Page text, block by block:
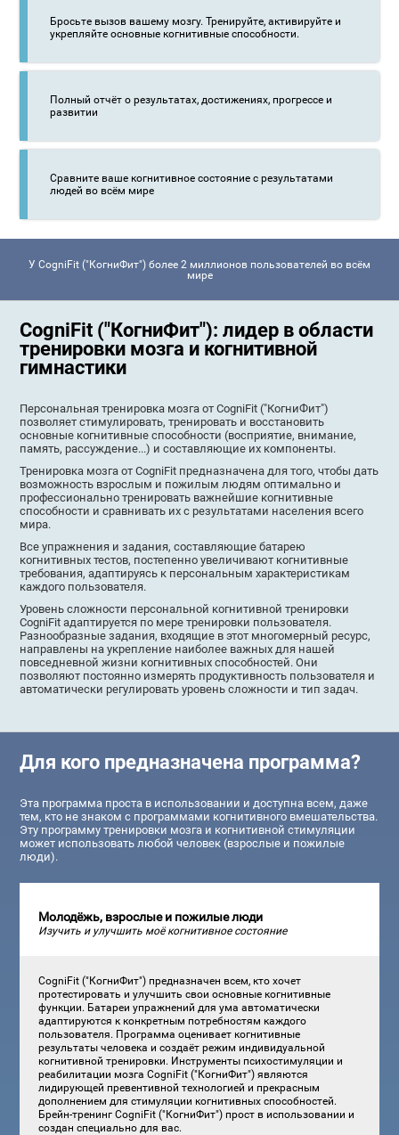
Бросьте вызов вашему мозгу. Тренируйте, активируйте и
укрепляйте основные когнитивные способности.
Полный отчёт о результатах, достижениях, прогрессе и
развитии
Сравните ваше когнитивное состояние с результатами
людей во всём мире
У CogniFit ("КогниФит") более 2 миллионов пользователей во всём
мире
CogniFit ("КогниФит"): лидер в области
тренировки мозга и когнитивной
гимнастики
Персональная тренировка мозга от CogniFit ("КогниФит")
позволяет стимулировать, тренировать и восстановить
основные когнитивные способности (восприятие, внимание,
память, рассуждение...) и составляющие их компоненты.
Тренировка мозга от CogniFit предназначена для того, чтобы дать
возможность взрослым и пожилым людям оптимально и
профессионально тренировать важнейшие когнитивные
способности и сравнивать их с результатами населения всего
мира.
Все упражнения и задания, составляющие батарею
когнитивных тестов, постепенно увеличивают когнитивные
требования, адаптируясь к персональным характеристикам
каждого пользователя.
Уровень сложности персональной когнитивной тренировки
CogniFit адаптируется по мере тренировки пользователя.
Разнообразные задания, входящие в этот многомерный ресурс,
направлены на укрепление наиболее важных для нашей
повседневной жизни когнитивных способностей. Они
позволяют постоянно измерять продуктивность пользователя и
автоматически регулировать уровень сложности и тип задач.
Для кого предназначена программа?
Эта программа проста в использовании и доступна всем, даже
тем, кто не знаком с программами когнитивного вмешательства.
Эту программу тренировки мозга и когнитивной стимуляции
может использовать любой человек (взрослые и пожилые
люди).
Молодёжь, взрослые и пожилые люди
Изучить и улучшить моё когнитивное состояние
CogniFit ("КогниФит") предназначен всем, кто хочет
протестировать и улучшить свои основные когнитивные
функции. Батареи упражнений для ума автоматически
адаптируются к конкретным потребностям каждого
пользователя. Программа оценивает когнитивные
результаты человека и создаёт режим индивидуальной
когнитивной тренировки. Инструменты психостимуляции и
реабилитации мозга CogniFit ("КогниФит") являются
лидирующей превентивной технологией и прекрасным
дополнением для стимуляции когнитивных способностей.
Брейн-тренинг CogniFit ("КогниФит") прост в использовании и
создан специально для вас.